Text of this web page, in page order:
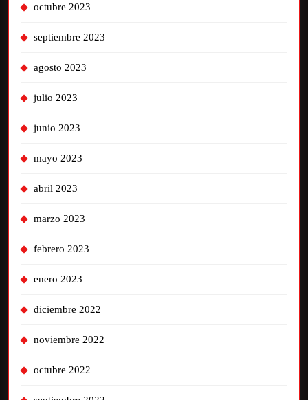
octubre 2023
septiembre 2023
agosto 2023
julio 2023
junio 2023
mayo 2023
abril 2023
marzo 2023
febrero 2023
enero 2023
diciembre 2022
noviembre 2022
octubre 2022